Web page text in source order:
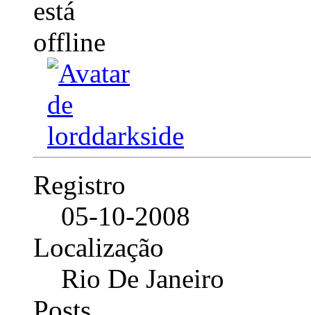
Registro
05-10-2008
Localização
Rio De Janeiro